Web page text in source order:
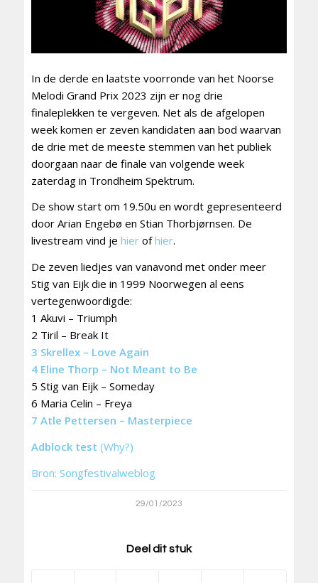
In de derde en laatste voorronde van het Noorse
Melodi Grand Prix 2023 zijn er nog drie
finaleplekken te vergeven. Net als de afgelopen
week komen er zeven kandidaten aan bod waarvan
de drie met de meeste stemmen van het publiek
doorgaan naar de finale van volgende week
zaterdag in Trondheim Spektrum.
De show start om 19.50u en wordt gepresenteerd
door Arian Engebø en Stian Thorbjørnsen. De
livestream vind je hierofhier.
De zeven liedjes van vanavond met onder meer
Stig van Eijk die in 1999 Noorwegen al eens
vertegenwoordigde:
1 Akuvi – Triumph
2 Tiril – Break It
3 Skrellex – Love Again
4 Eline Thorp – Not Meant to Be
5 Stig van Eijk – Someday
6 Maria Celin – Freya
7 Atle Pettersen – Masterpiece
Adblock test (Why?)
Bron: Songfestivalweblog
29/01/2023
Deel dit stuk